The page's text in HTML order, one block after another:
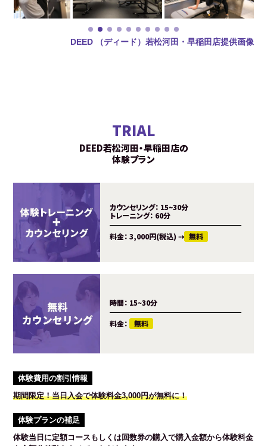
DEED （ディード）若松河田・早稲田店提供画像
TRIAL
DEED若松河田・早稲田店の
体験プラン
カウンセリング： 15~30分
トレーニング： 60分
料金： 3,000円(税込)⇢ 無料
時間： 15~30分
料金： 無料
体験費用の割引情報
期間限定！当日入会で体験料金3,000円が無料に！
体験プランの補足
体験当日に定額コースもしくは回数券の購入で購入金額から体験料金